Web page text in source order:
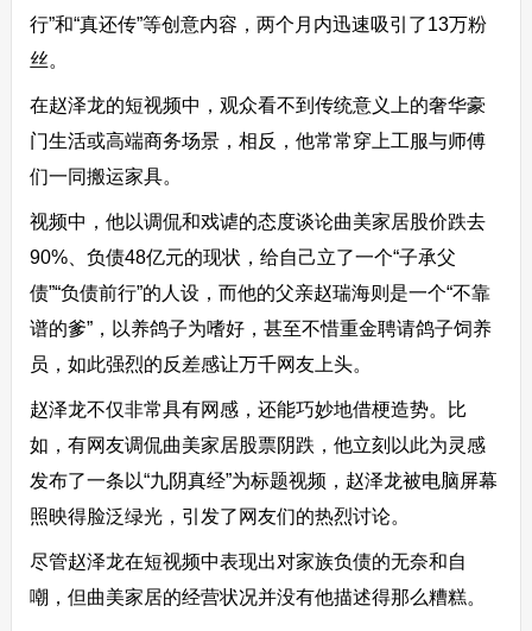
行”和“真还传”等创意内容，两个月内迅速吸引了13万粉
丝。
在赵泽龙的短视频中，观众看不到传统意义上的奢华豪
门生活或高端商务场景，相反，他常常穿上工服与师傅
们一同搬运家具。
视频中，他以调侃和戏谑的态度谈论曲美家居股价跌去
90%、负债48亿元的现状，给自己立了一个“子承父
债”“负债前行”的人设，而他的父亲赵瑞海则是一个“不靠
谱的爹”，以养鸽子为嗜好，甚至不惜重金聘请鸽子饲养
员，如此强烈的反差感让万千网友上头。
赵泽龙不仅非常具有网感，还能巧妙地借梗造势。比
如，有网友调侃曲美家居股票阴跌，他立刻以此为灵感
发布了一条以“九阴真经”为标题视频，赵泽龙被电脑屏幕
照映得脸泛绿光，引发了网友们的热烈讨论。
尽管赵泽龙在短视频中表现出对家族负债的无奈和自
嘲，但曲美家居的经营状况并没有他描述得那么糟糕。